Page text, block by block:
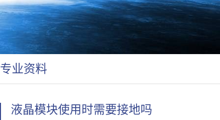
专业资料
液晶模块使用时需要接地吗